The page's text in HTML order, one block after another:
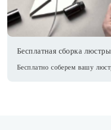
Бесплатная сборка люстры
Бесплатно соберем вашу